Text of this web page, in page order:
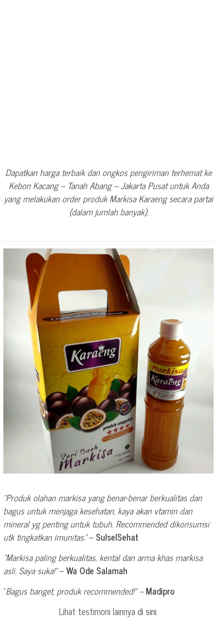
Dapatkan harga terbaik dan ongkos pengiriman terhemat ke
Kebon Kacang – Tanah Abang – Jakarta Pusat untuk Anda
yang melakukan order produk Markisa Karaeng secara partai
(dalam jumlah banyak).
“Produk olahan markisa yang benar-benar berkualitas dan
bagus untuk menjaga kesehatan, kaya akan vtamin dan
mineral yg penting untuk tubuh. Recommended dikonsumsi
utk tingkatkan imunitas.”–SulselSehat
“Markisa paling berkualitas, kental dan arma khas markisa
asli. Saya suka!”–Wa Ode Salamah
“Bagus banget, produk recommended!” –Madipro
Lihat testimoni lainnyadi sini.